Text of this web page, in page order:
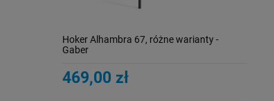
Hoker Alhambra 67, różne warianty -
Gaber
469,00 zł